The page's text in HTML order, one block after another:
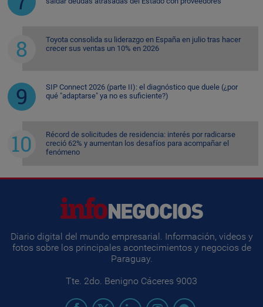
Toyota consolida su liderazgo en España en julio tras hacer
crecer sus ventas un 10% en 2026
SIP Connect 2026 (parte II): el diagnóstico que duele (¿por
qué "adaptarse" ya no es suficiente?)
Récord de solicitudes de residencia: interés por radicarse
creció 62% y aumentan los desafíos para acompañar el
fenómeno
Diario digital del mundo empresarial. Información, videos y
fotos sobre los principales acontecimientos y negocios de
Paraguay.
Tte. 2do. Benigno Cáceres 9003